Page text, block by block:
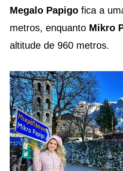
Megalo Papigofica a
metros, enquanto Mikro
altitude de 960 metros.